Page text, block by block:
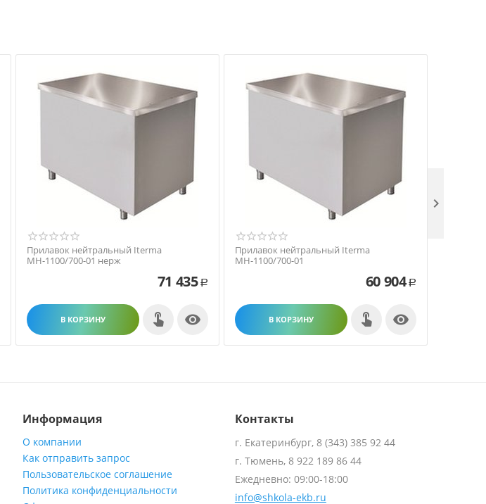
Прилавок нейтральный Iterma
МН-1100/700-01 нерж
71 435 Р
В КОРЗИНУ 
Прилавок нейтральный Iterma
МН-1100/700-01
60 904 Р
В КОРЗИНУ 

Информация
О компании
Как отправить запрос
Пользовательское соглашение
Политика конфиденциальности
Контакты
г. Екатеринбург, 8 (343) 385 92 44
г. Тюмень, 8 922 189 86 44
Ежедневно: 09:00-18:00
info@shkola-ekb.ru